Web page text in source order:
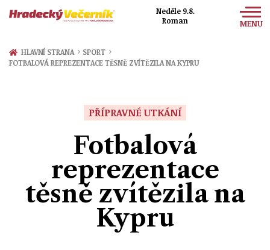
Neděle 9.8.
Roman
MENU
Zprávy
HLAVNÍ STRANA › SPORT ›
FOTBALOVÁ REPREZENTACE TĚSNĚ ZVÍTĚZILA NA KYPRU
PŘÍPRAVNÉ UTKÁNÍ
Fotbalová
reprezentace
těsně zvítězila na
Kypru